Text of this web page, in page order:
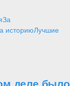
За
историюЛучшие
деле было